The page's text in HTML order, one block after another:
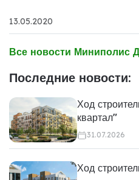
13.05.2020
Все новости Миниполис
Последние новости:
Ход
квартал"
31.07.2026
Ход